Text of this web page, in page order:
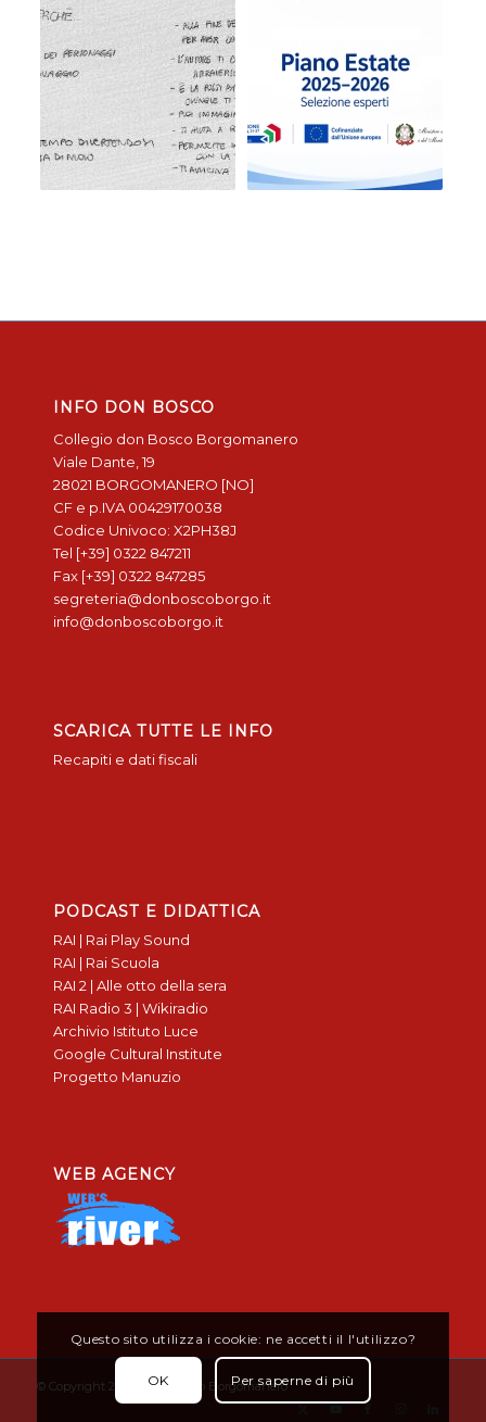
INFO DON BOSCO
Collegio don Bosco Borgomanero
Viale Dante, 19
28021 BORGOMANERO [NO]
CF e p.IVA 00429170038
Codice Univoco: X2PH38J
Tel [+39] 0322 847211
Fax [+39] 0322 847285
segreteria@donboscoborgo.it
info@donboscoborgo.it
SCARICA TUTTE LE INFO
Recapiti e dati fiscali
PODCAST E DIDATTICA
RAI | Rai Play Sound
RAI | Rai Scuola
RAI 2 | Alle otto della sera
RAI Radio 3 | Wikiradio
Archivio Istituto Luce
Google Cultural Institute
Progetto Manuzio
WEB AGENCY
© Copyright 2019 - Don Bosco Borgomanero
Questo sito utilizza i cookie: ne accetti il l'utilizzo?
OK Per saperne di più